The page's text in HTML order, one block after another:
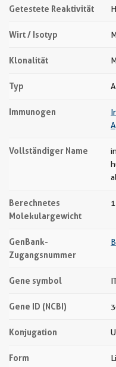
Getestete Reaktivität
Wirt / Isotyp
Klonalität
Typ
Immunogen
Vollständiger Name
Berechnetes
Molekulargewicht
GenBank-
Zugangsnummer
Gene symbol
Gene ID (NCBI)
Konjugation
Form